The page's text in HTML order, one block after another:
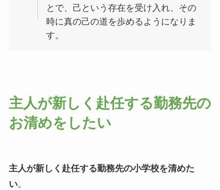
とで、己という存在を受け入れ、その
時に真の己の道を歩めるようになりま
す。
主人が新しく赴任する勤務先の
お清めをしたい
主人が新しく赴任する勤務先の小学校を清めた
い。